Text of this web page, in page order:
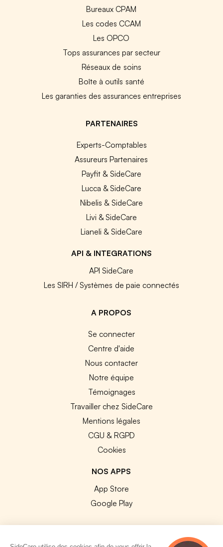
Bureaux CPAM
Les codes CCAM
Les OPCO
Tops assurances par secteur
Réseaux de soins
Boîte à outils santé
Les garanties des assurances entreprises
PARTENAIRES
Experts-Comptables
Assureurs Partenaires
Payfit & SideCare
Lucca & SideCare
Nibelis & SideCare
Livi & SideCare
Lianeli & SideCare
API & INTEGRATIONS
API SideCare
Les SIRH / Systèmes de paie connectés
A PROPOS
Se connecter
Centre d'aide
Nous contacter
Notre équipe
Témoignages
Travailler chez SideCare
Mentions légales
CGU & RGPD
Cookies
NOS APPS
App Store
Google Play